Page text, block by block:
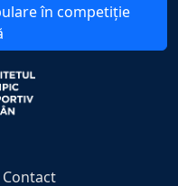
în competiție
Contact